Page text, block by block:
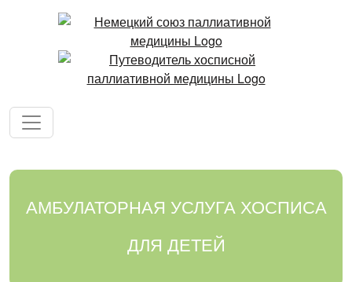
АМБУЛАТОРНАЯ УСЛУГА ХОСПИСА
ДЛЯ ДЕТЕЙ